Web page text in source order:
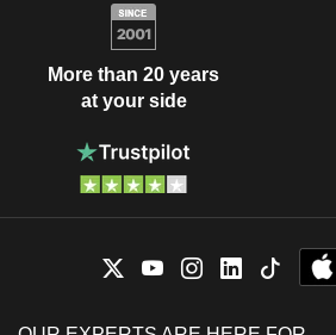
More than 20 years
at your side